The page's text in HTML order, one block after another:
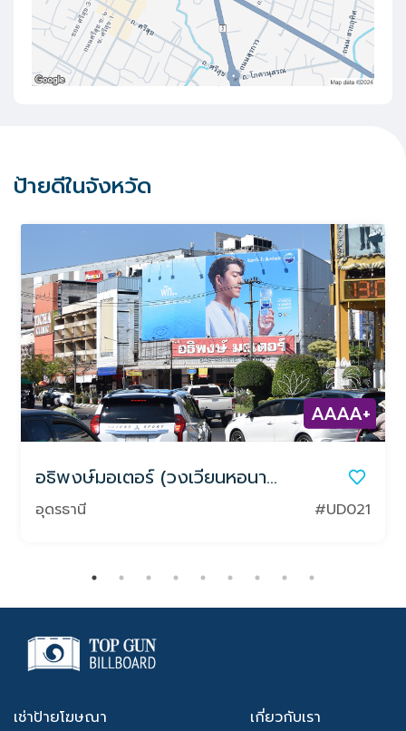
ป้ายดีในจังหวัด
AAAA+
อธิพงษ์มอเตอร์ (วงเวียนหอนาฬิกา)
อุดรธานี #UD021
เช่าป้ายโฆษณา เกี่ยวกับเรา